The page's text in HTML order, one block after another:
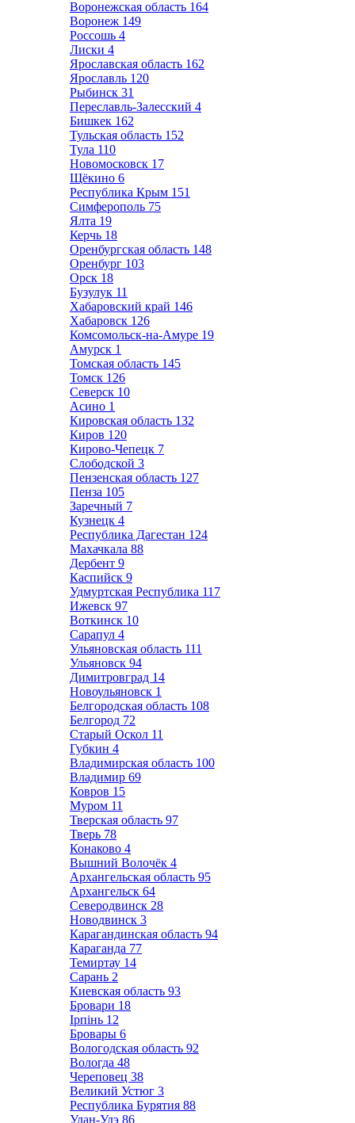
Воронежская область 164
Воронеж 149
Россошь 4
Лиски 4
Ярославская область 162
Ярославль 120
Рыбинск 31
Переславль-Залесский 4
Бишкек 162
Тульская область 152
Тула 110
Новомосковск 17
Щёкино 6
Республика Крым 151
Симферополь 75
Ялта 19
Керчь 18
Оренбургская область 148
Оренбург 103
Орск 18
Бузулук 11
Хабаровский край 146
Хабаровск 126
Комсомольск-на-Амуре 19
Амурск 1
Томская область 145
Томск 126
Северск 10
Асино 1
Кировская область 132
Киров 120
Кирово-Чепецк 7
Слободской 3
Пензенская область 127
Пенза 105
Заречный 7
Кузнецк 4
Республика Дагестан 124
Махачкала 88
Дербент 9
Каспийск 9
Удмуртская Республика 117
Ижевск 97
Воткинск 10
Сарапул 4
Ульяновская область 111
Ульяновск 94
Димитровград 14
Новоульяновск 1
Белгородская область 108
Белгород 72
Старый Оскол 11
Губкин 4
Владимирская область 100
Владимир 69
Ковров 15
Муром 11
Тверская область 97
Тверь 78
Конаково 4
Вышний Волочёк 4
Архангельская область 95
Архангельск 64
Северодвинск 28
Новодвинск 3
Карагандинская область 94
Караганда 77
Темиртау 14
Сарань 2
Киевская область 93
Бровари 18
Ірпінь 12
Бровары 6
Вологодская область 92
Вологда 48
Череповец 38
Великий Устюг 3
Республика Бурятия 88
Улан-Удэ 86